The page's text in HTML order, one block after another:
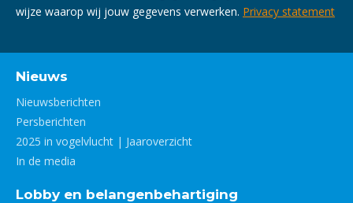
wijze waarop wij jouw gegevens verwerken. Privacy statement
Nieuws
Nieuwsberichten
Persberichten
2025 in vogelvlucht | Jaaroverzicht
In de media
Lobby en belangenbehartiging